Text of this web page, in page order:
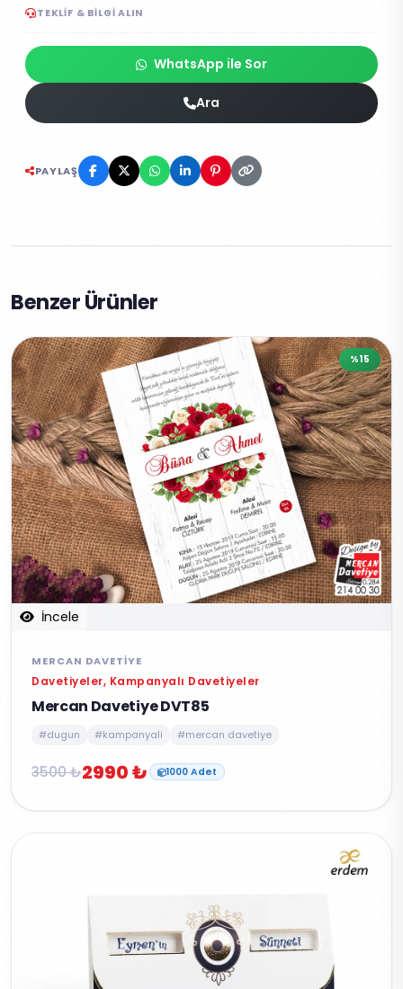
TEKLIF & BILGI ALIN
WhatsApp ile Sor
Ara
PAYLAŞ
Benzer Ürünler
İncele
%15
MERCAN DAVETIYE
Davetiyeler, Kampanyalı Davetiyeler
Mercan Davetiye DVT85
#dugun #kampanyali #mercan davetiye
3500 ₺2990 ₺ 1000 Adet